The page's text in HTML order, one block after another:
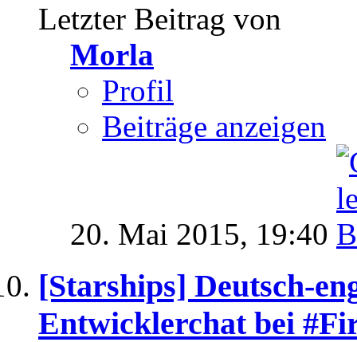
Letzter Beitrag von
Morla
Profil
Beiträge anzeigen
20. Mai 2015, 19:40
[Starships] Deutsch-
Entwicklerchat bei